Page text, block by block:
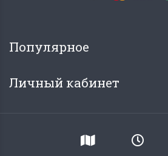
Популярное
Личный кабинет